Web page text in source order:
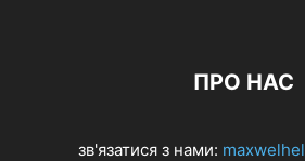
ПРО НАС
зв'язатися з нами: